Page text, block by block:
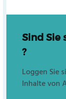
Sind Sie
?
Loggen Sie
Inhalte von